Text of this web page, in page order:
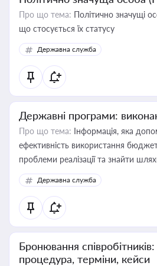
Про що тема: Політично значущі
що стосується їх статусу
Державна служба
Державні програми:
Про що тема: Інформація, яка
ефективність використання
проблеми реалізації та знайти
Державна служба
Бронювання співробітників:
процедура, терміни, кейси